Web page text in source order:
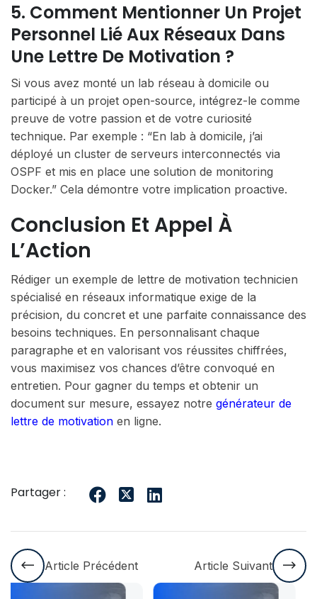
5. Comment Mentionner Un Projet
Personnel Lié Aux Réseaux Dans
Une Lettre De Motivation ?
Si vous avez monté un lab réseau à domicile ou
participé à un projet open-source, intégrez-le comme
preuve de votre passion et de votre curiosité
technique. Par exemple : “En lab à domicile, j’ai
déployé un cluster de serveurs interconnectés via
OSPF et mis en place une solution de monitoring
Docker.” Cela démontre votre implication proactive.
Conclusion Et Appel À
L’Action
Rédiger un exemple de lettre de motivation technicien
spécialisé en réseaux informatique exige de la
précision, du concret et une parfaite connaissance des
besoins techniques. En personnalisant chaque
paragraphe et en valorisant vos réussites chiffrées,
vous maximisez vos chances d’être convoqué en
entretien. Pour gagner du temps et obtenir un
document sur mesure, essayez notre générateur de
lettre de motivation en ligne.
Partager :
Article Précédent Article Suivant